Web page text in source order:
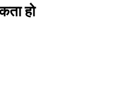
हो